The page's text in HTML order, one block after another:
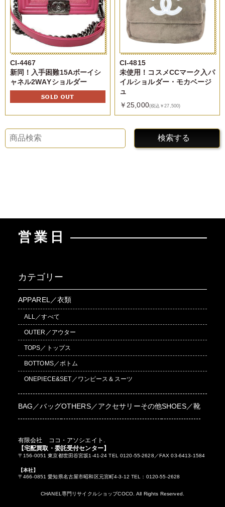
CI-4467
新同！入手困難15Aボーイシ
ャネル2WAYショルダー
SOLD OUT
CI-4815
未使用！コスメCCマーク入パ
イルショルダー・モカベージ
ュ
￥25,000(税込￥27,500)
検索する
営業日
カテゴリー
APPAREL／衣類
ALL／すべて
OUTER／アウター
TOPS／トップス
BOTTOMS／ボトム
ONEPIECE&SET／ワンピース＆スーツ
BAG／バッグOTHERS／アクセサリーその他SHOES／靴
有限会社 ココ・アソシエイト.
【宅配買取・委託受付センター】
〒156-0051 東京都世田谷宮坂1-41-24 TEL 0120-55-2628／FAX 03-6413-1584
【本社】
〒466-0851 愛知県名古屋市昭和区元宮町4-3-12 TEL：0120-55-2628
CHANEL専門リサイクルショップCOCO. All Rights Reserved.